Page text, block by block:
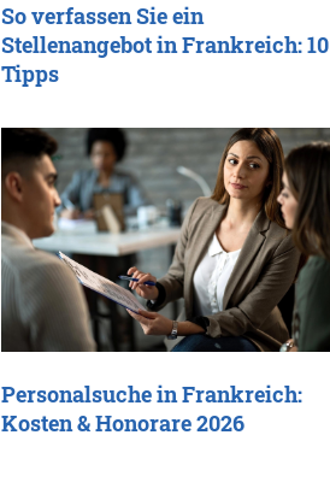
So verfassen Sie ein
Stellenangebot in Frankreich: 10
Tipps
Personalsuche in Frankreich:
Kosten & Honorare 2026